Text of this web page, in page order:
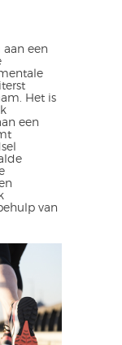
een
Het is
een
van